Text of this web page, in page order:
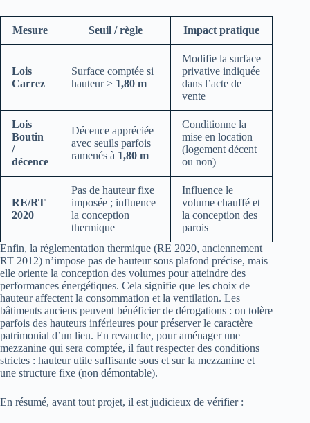
Mesure Seuil / règle Impact pratique
Lois
Carrez
Surface comptée si
hauteur ≥ 1,80 m
Modifie la surface
privative indiquée
dans l’acte de
vente
Lois
Boutin
/
décence
Décence appréciée
avec seuils parfois
ramenés à 1,80 m
Conditionne la
mise en location
(logement décent
ou non)
RE/RT
2020
Pas de hauteur fixe
imposée ; influence
la conception
thermique
Influence le
volume chauffé et
la conception des
parois
Enfin, la réglementation thermique (RE 2020, anciennement
RT 2012) n’impose pas de hauteur sous plafond précise, mais
elle oriente la conception des volumes pour atteindre des
performances énergétiques. Cela signifie que les choix de
hauteur affectent la consommation et la ventilation. Les
bâtiments anciens peuvent bénéficier de dérogations : on tolère
parfois des hauteurs inférieures pour préserver le caractère
patrimonial d’un lieu. En revanche, pour aménager une
mezzanine qui sera comptée, il faut respecter des conditions
strictes : hauteur utile suffisante sous et sur la mezzanine et
une structure fixe (non démontable).
En résumé, avant tout projet, il est judicieux de vérifier :